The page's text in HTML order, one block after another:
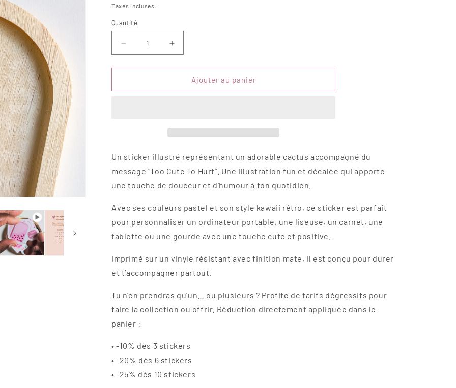
habituel
Taxes incluses.
Quantité
Quantité
Réduire
la
quantité
Sticker
Augmenter
la
quantité
Sticker
Ajouter au panier
Un sticker illustré représentant un adorable cactus accompagné du
message “Too Cute To Hurt”. Une illustration fun et décalée qui apporte
une touche de douceur et d’humour à ton quotidien.
Avec ses couleurs pastel et son style kawaii rétro, ce sticker est parfait
pour personnaliser un ordinateur portable, une liseuse, un carnet, une
tablette ou une gourde avec une touche cute et positive.
Imprimé sur un vinyle résistant avec finition mate, il est conçu pour durer
et t’accompagner partout.
Tu n'en prendras qu'un… ou plusieurs ? Profite de tarifs dégressifs pour
faire la collection ou offrir. Réduction directement appliquée dans le
panier :
• -10% dès 3 stickers
• -20% dès 6 stickers
• -25% dès 10 stickers